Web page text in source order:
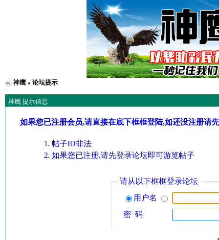
神鹰» 论坛提示
神鹰 提示信息
如果您已注册会员,请直接在底下框框登陆,如还没注册请
帖子ID非法
如果您已注册,请先登录论坛即可游览帖子
请从以下框框登录论坛
用户名
密 码